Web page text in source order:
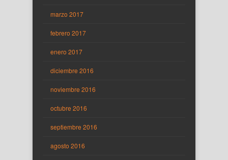
marzo 2017
febrero 2017
enero 2017
diciembre 2016
noviembre 2016
octubre 2016
septiembre 2016
agosto 2016